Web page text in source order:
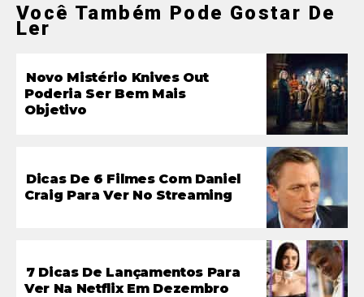
Você Também Pode Gostar De
Ler
Novo Mistério Knives Out
Poderia Ser Bem Mais
Objetivo
Dicas De 6 Filmes Com Daniel
Craig Para Ver No Streaming
7 Dicas De Lançamentos Para
Ver Na Netflix Em Dezembro